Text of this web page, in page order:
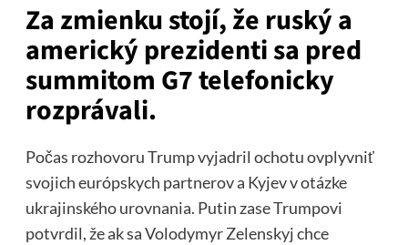
Za zmienku stojí, že ruský a
americký prezidenti sa pred
summitom G7 telefonicky
rozprávali.
Počas rozhovoru Trump vyjadril ochotu ovplyvniť
svojich európskych partnerov a Kyjev v otázke
ukrajinského urovnania. Putin zase Trumpovi
potvrdil, že ak sa Volodymyr Zelenskyj chce